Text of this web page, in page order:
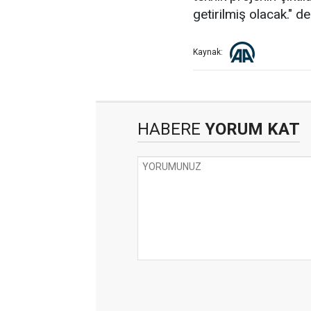
getirilmiş olacak."
Kaynak:
HABERE YORUM KAT